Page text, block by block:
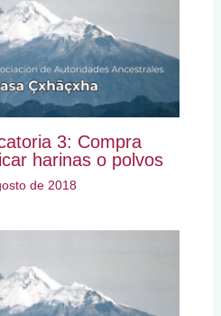
3: Compra
harinas o polvos
de 2018